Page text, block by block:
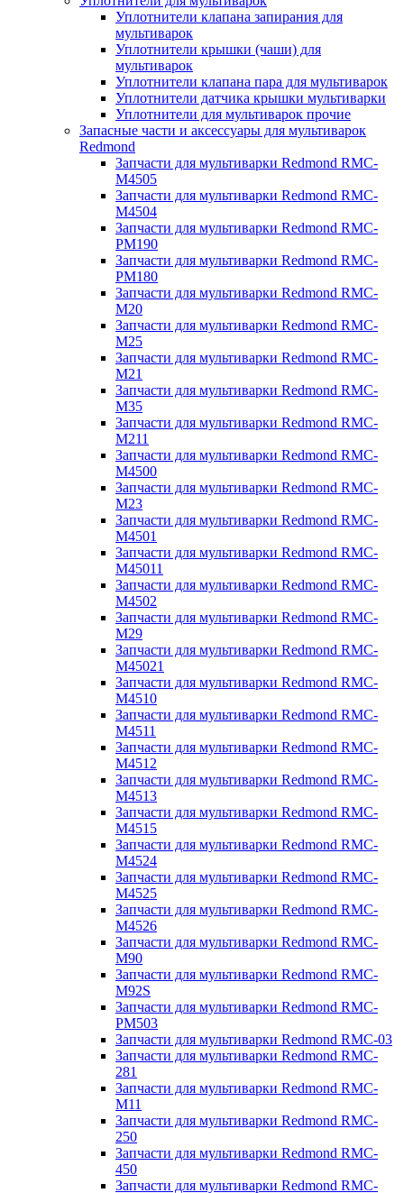
Уплотнители клапана запирания для
мультиварок
Уплотнители крышки (чаши) для
мультиварок
Уплотнители клапана пара для мультиварок
Уплотнители датчика крышки мультиварки
Уплотнители для мультиварок прочие
Запасные части и аксессуары для мультиварок
Redmond
Запчасти для мультиварки Redmond RMC-
M4505
Запчасти для мультиварки Redmond RMC-
M4504
Запчасти для мультиварки Redmond RMC-
PM190
Запчасти для мультиварки Redmond RMC-
PM180
Запчасти для мультиварки Redmond RMC-
M20
Запчасти для мультиварки Redmond RMC-
M25
Запчасти для мультиварки Redmond RMC-
M21
Запчасти для мультиварки Redmond RMC-
M35
Запчасти для мультиварки Redmond RMC-
M211
Запчасти для мультиварки Redmond RMC-
M4500
Запчасти для мультиварки Redmond RMC-
M23
Запчасти для мультиварки Redmond RMC-
M4501
Запчасти для мультиварки Redmond RMC-
M45011
Запчасти для мультиварки Redmond RMC-
M4502
Запчасти для мультиварки Redmond RMC-
M29
Запчасти для мультиварки Redmond RMC-
M45021
Запчасти для мультиварки Redmond RMC-
M4510
Запчасти для мультиварки Redmond RMC-
M4511
Запчасти для мультиварки Redmond RMC-
M4512
Запчасти для мультиварки Redmond RMC-
M4513
Запчасти для мультиварки Redmond RMC-
M4515
Запчасти для мультиварки Redmond RMC-
M4524
Запчасти для мультиварки Redmond RMC-
M4525
Запчасти для мультиварки Redmond RMC-
M4526
Запчасти для мультиварки Redmond RMC-
M90
Запчасти для мультиварки Redmond RMC-
M92S
Запчасти для мультиварки Redmond RMC-
PM503
Запчасти для мультиварки Redmond RMC-03
Запчасти для мультиварки Redmond RMC-
281
Запчасти для мультиварки Redmond RMC-
M11
Запчасти для мультиварки Redmond RMC-
250
Запчасти для мультиварки Redmond RMC-
450
Запчасти для мультиварки Redmond RMC-